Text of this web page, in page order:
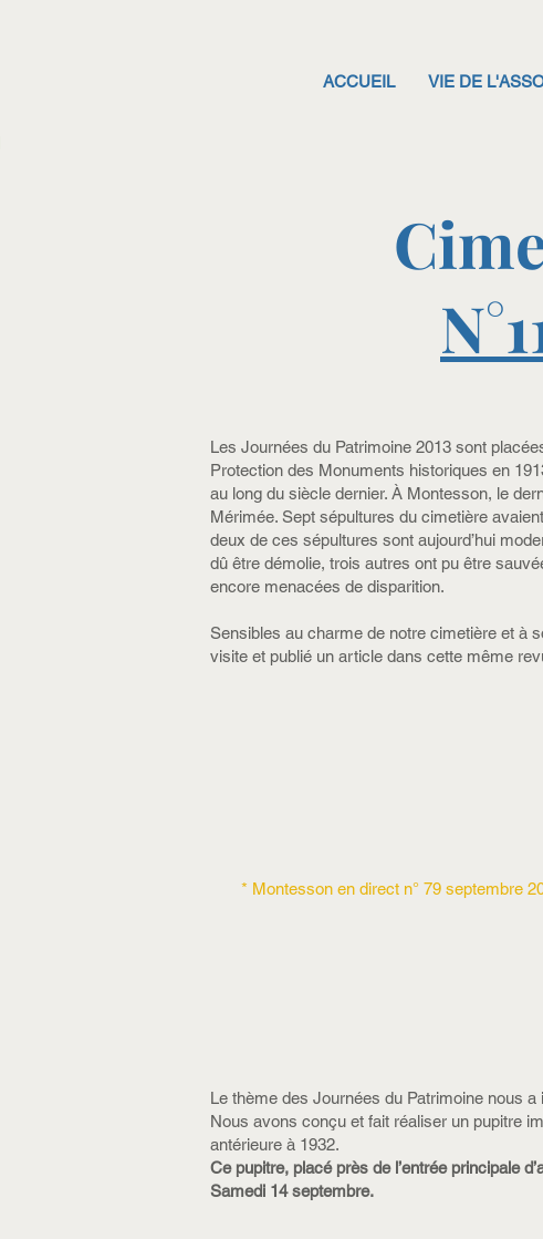
ACCUEIL VIE DE
Les Journées du Patrimoine 2013 sont
Protection des Monuments historiques en
au long du siècle dernier. À Montesson, le
Mérimée. Sept sépultures du cimetière
deux de ces sépultures sont aujourd’hui
dû être démolie, trois autres ont pu être
encore menacées de disparition.
Sensibles au charme de notre cimetière et à
visite et publié un article dans cette même
* Montesson en direct n° 79 septembre
Le thème des Journées du Patrimoine nous
Nous avons conçu et fait réaliser un pupitre
antérieure à 1932.
Ce pupitre, placé près de l’entrée principale
Samedi 14 septembre.